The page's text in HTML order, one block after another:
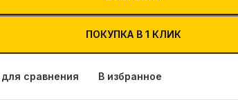
ПОКУПКА В 1 КЛИК
сравнения В избранное